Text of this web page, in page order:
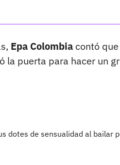
Epa Colombia contó
la puerta para hacer un
dotes de sensualidad al bailar